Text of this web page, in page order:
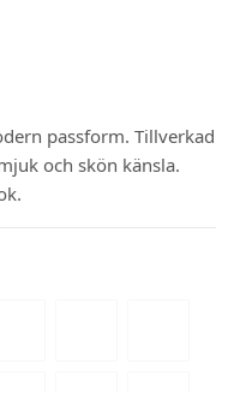
passform. Tillverkad
och skön känsla.